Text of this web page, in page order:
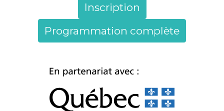
Inscription
Programmation complète